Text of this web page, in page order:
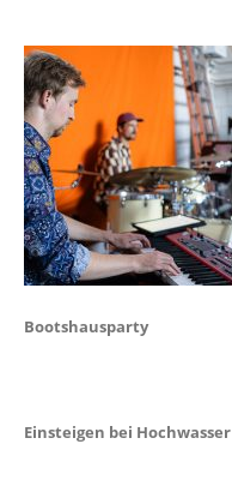
Bootshausparty
Einsteigen bei Hochwasser